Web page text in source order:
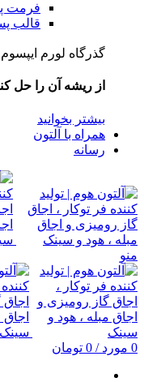
فرمت
قالب
گذرگاه لورم ایپسوم
از ریشه آن را حل
بیشتر بخوانید
همراه با آلتون
رسانه
منو
0 مورد/
0 تومان